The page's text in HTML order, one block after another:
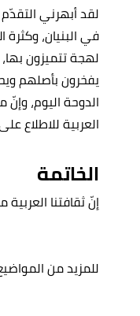
لقد أبهرني
في البنيان،
لهجة تتميزون
يفخرون بأصلهم
الدوحة اليوم،
العربية للاطلاع
الخاتمة
إنّ ثقافتنا
للمزيد من